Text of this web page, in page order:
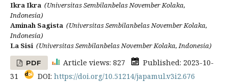
Ikra Ikra (Universitas Sembilanbelas November Kolaka,
Indonesia)
Aminah Sagista (Universitas Sembilanbelas November Kolaka,
Indonesia)
La Sisi (Universitas Sembilanbelas November Kolaka, Indonesia)
PDF Article views: 827
Published: 2023-10-
31
DOI: https://doi.org/10.51214/japamul.v3i2.676